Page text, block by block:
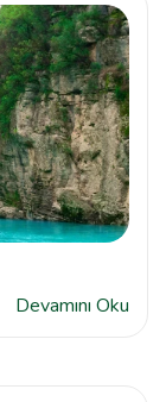
Devamını Oku